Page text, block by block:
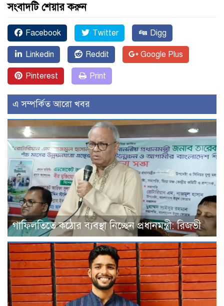
সংবাদটি শেয়ার করুন
Facebook Twitter Digg
Linkedin Reddit Google Plus
Pinterest Print
এ সম্পর্কিত আরো খবর
গাফিলতিতে কঠোর ব্যবস্থা নিচ্ছেন প্রধানমন্ত্রী: রিজভী